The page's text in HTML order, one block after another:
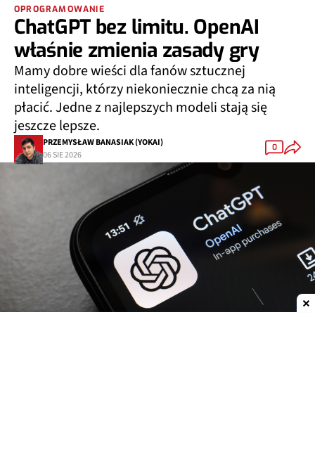
OPROGRAMOWANIE
ChatGPT bez limitu. OpenAI
właśnie zmienia zasady gry
Mamy dobre wieści dla fanów sztucznej
inteligencji, którzy niekoniecznie chcą za nią
płacić. Jedne z najlepszych modeli stają się
jeszcze lepsze.
PRZEMYSŁAW BANASIAK (YOKAI)
06 SIE 2026
0